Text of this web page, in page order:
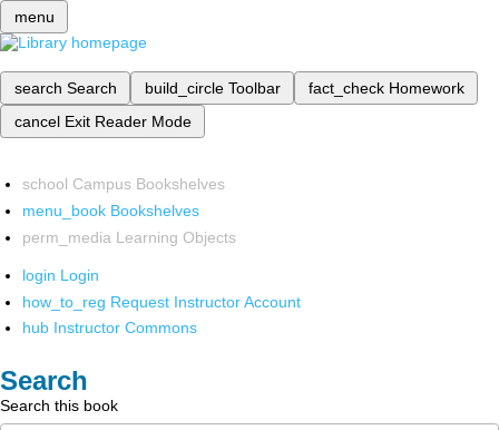
menu
search Search build_circle Toolbar fact_check Homework
cancel Exit Reader Mode
school Campus Bookshelves
menu_book Bookshelves
perm_media Learning Objects
login Login
how_to_reg Request Instructor Account
hub Instructor Commons
Search
Search this book